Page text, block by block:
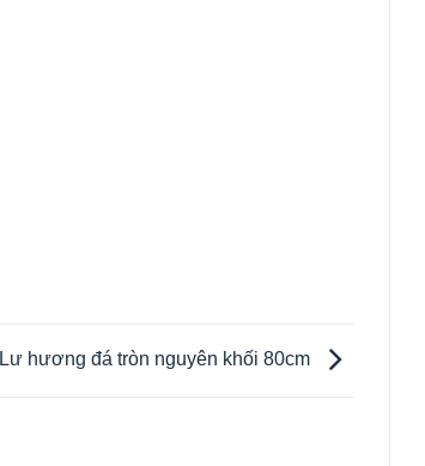
Lư hương đá tròn nguyên khối 80cm